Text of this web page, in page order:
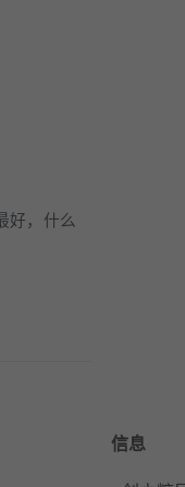
好，什么
信息